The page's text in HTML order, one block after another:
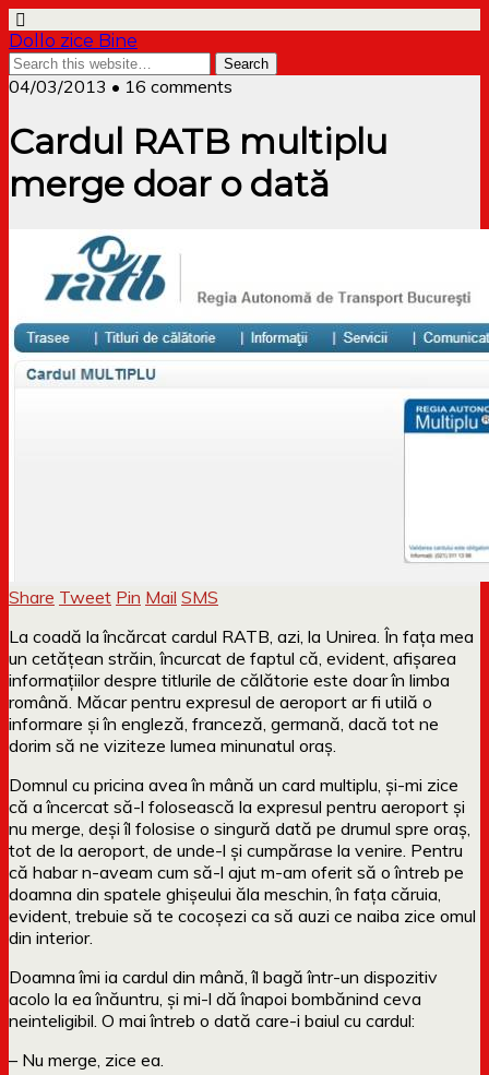
Dollo zice Bine
04/03/2013 • 16 comments
Cardul RATB multiplu
merge doar o dată
Share Tweet Pin Mail SMS
La coadă la încărcat cardul RATB, azi, la Unirea. În fața mea
un cetățean străin, încurcat de faptul că, evident, afișarea
informațiilor despre titlurile de călătorie este doar în limba
română. Măcar pentru expresul de aeroport ar fi utilă o
informare și în engleză, franceză, germană, dacă tot ne
dorim să ne viziteze lumea minunatul oraș.
Domnul cu pricina avea în mână un card multiplu, și-mi zice
că a încercat să-l folosească la expresul pentru aeroport și
nu merge, deși îl folosise o singură dată pe drumul spre oraș,
tot de la aeroport, de unde-l și cumpărase la venire. Pentru
că habar n-aveam cum să-l ajut m-am oferit să o întreb pe
doamna din spatele ghișeului ăla meschin, în fața căruia,
evident, trebuie să te cocoșezi ca să auzi ce naiba zice omul
din interior.
Doamna îmi ia cardul din mână, îl bagă într-un dispozitiv
acolo la ea înăuntru, și mi-l dă înapoi bombănind ceva
neinteligibil. O mai întreb o dată care-i baiul cu cardul:
– Nu merge, zice ea.